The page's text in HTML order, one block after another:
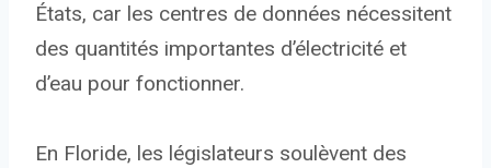
États, car les centres de données nécessitent
des quantités importantes d’électricité et
d’eau pour fonctionner.
En Floride, les législateurs soulèvent des